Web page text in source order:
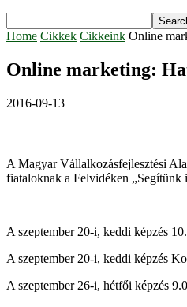
Home Cikkek Cikkeink Online
Online marketing:
2016-09-13
A Magyar Vállalkozásfejlesztési
fiataloknak a Felvidéken „Segítünk
A szeptember 20-i, keddi képzés
A szeptember 20-i, keddi képzés
A szeptember 26-i, hétfői képzés